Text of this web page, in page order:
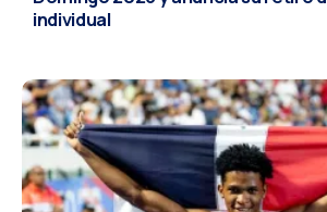
individual